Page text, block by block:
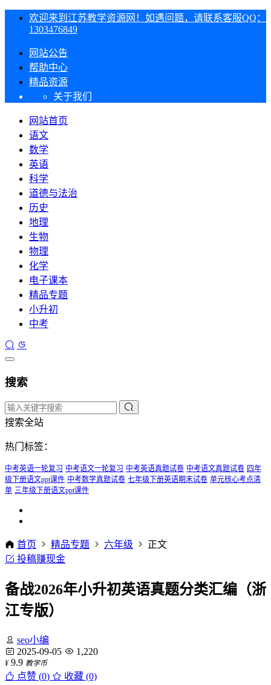
欢迎来到江苏教学资源网！如遇问题，请联系客服QQ：
1303476849
网站公告
帮助中心
精品资源
关于我们
网站首页
语文
数学
英语
科学
道德与法治
历史
地理
生物
物理
化学
电子课本
精品专题
小升初
中考
搜索
搜索全站
热门标签：
中考英语一轮复习 中考语文一轮复习 中考英语真题试卷 中考语文真题试卷 四年
级下册语文ppt课件 中考数学真题试卷 七年级下册英语期末试卷 单元核心考点清
单 三年级下册语文ppt课件
首页 精品专题 六年级
正文
投稿赚现金
备战2026年小升初英语真题分类汇编（浙
江专版）
seo小编
2025-09-05
1,220
¥ 9.9 教学币
点赞 (0)
收藏 (0)